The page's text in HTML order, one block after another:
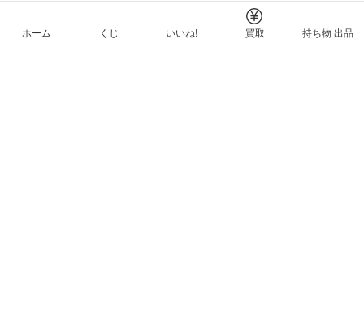
ホーム くじ いいね! 買取 持ち物 出品